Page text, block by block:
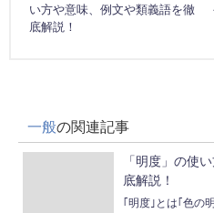
い方や意味、例文や類義語を徹
底解説！
一般の関連記事
「明度」の使
底解説！
｢明度｣とは｢色の